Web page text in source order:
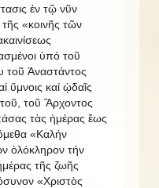
ἐν τῷ νῦν
«κοινῆς τῶν
ὑπό τοῦ
Ἀναστάντος
ὕμνοις καί ᾠδαῖς
τοῦ Ἄρχοντος
τὰς ἡμέρας ἕως
«Καλήν
ὁλόκληρον τήν
τῆς ζωῆς
«Χριστὸς